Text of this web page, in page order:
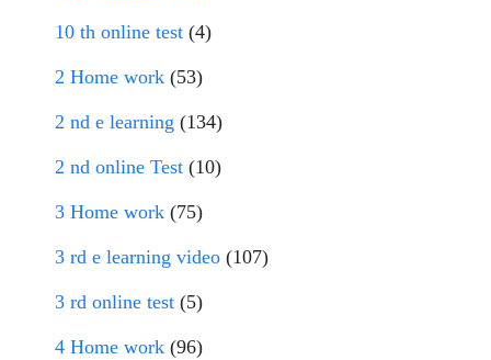
10 th online test (4)
2 Home work (53)
2 nd e learning (134)
2 nd online Test (10)
3 Home work (75)
3 rd e learning video (107)
3 rd online test (5)
4 Home work (96)